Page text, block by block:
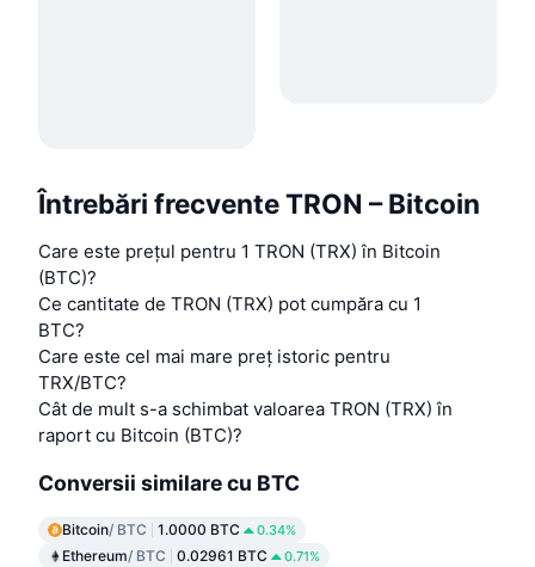
Întrebări frecvente TRON – Bitcoin
Care este prețul pentru 1 TRON (TRX) în Bitcoin
(BTC)?
Ce cantitate de TRON (TRX) pot cumpăra cu 1
BTC?
Care este cel mai mare preț istoric pentru
TRX/BTC?
Cât de mult s-a schimbat valoarea TRON (TRX) în
raport cu Bitcoin (BTC)?
Conversii similare cu BTC
Bitcoin/ BTC 1.0000 BTC 0.34%
Ethereum/ BTC 0.02961 BTC 0.71%